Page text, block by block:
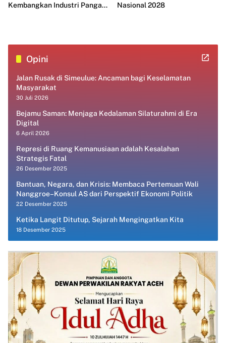
Kembangkan Industri Pangan
Nasional 2028
Opini
Jalan Rusak di Simeulue: Ancaman bagi Keselamatan
Masyarakat
30 Juli 2026
Bejamu Saman: Menjaga Kedalaman Silaturahmi di Era
Digital
6 April 2026
Represi di Ruang Kemanusiaan adalah Kesalahan
Strategis Fatal
26 Desember 2025
Bantuan, Negara, dan Krisis: Membaca Pertemuan Wali
Nanggroe–Konsul AS dari Perspektif Ekonomi Politik
22 Desember 2025
Ketika Langit Ditutup, Sejarah Mengingatkan Kita
18 Desember 2025